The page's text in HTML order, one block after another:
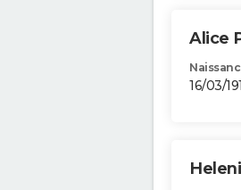
Alice
16/03/